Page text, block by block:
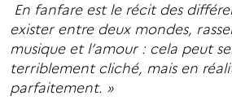
En fanfare est le récit des
exister entre deux mondes,
musique et l’amour : cela peut
terriblement cliché, mais en
parfaitement. »